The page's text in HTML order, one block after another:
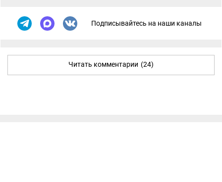
Подписывайтесь на наши каналы
Читать комментарии (24)